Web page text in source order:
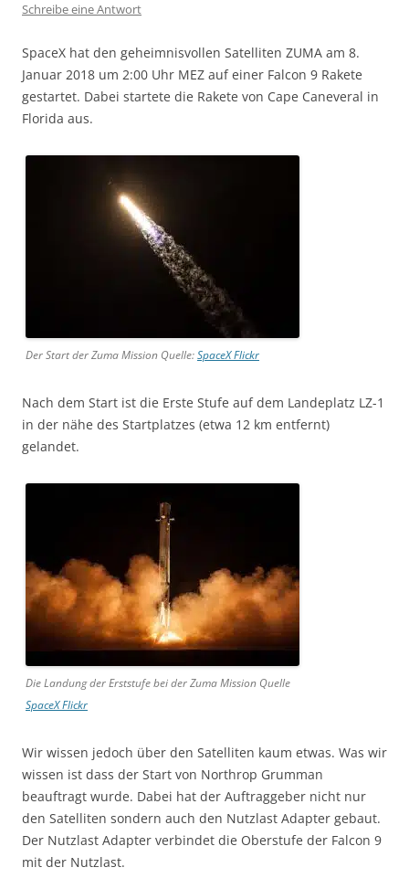
Schreibe eine Antwort
SpaceX hat den geheimnisvollen Satelliten ZUMA am 8.
Januar 2018 um 2:00 Uhr MEZ auf einer Falcon 9 Rakete
gestartet. Dabei startete die Rakete von Cape Caneveral in
Florida aus.
Der Start der Zuma Mission Quelle:SpaceX Flickr
Nach dem Start ist die Erste Stufe auf dem Landeplatz LZ-1
in der nähe des Startplatzes (etwa 12 km entfernt)
gelandet.
Die Landung der Erststufe bei der Zuma Mission Quelle
SpaceX Flickr
Wir wissen jedoch über den Satelliten kaum etwas. Was wir
wissen ist dass der Start von Northrop Grumman
beauftragt wurde. Dabei hat der Auftraggeber nicht nur
den Satelliten sondern auch den Nutzlast Adapter gebaut.
Der Nutzlast Adapter verbindet die Oberstufe der Falcon 9
mit der Nutzlast.